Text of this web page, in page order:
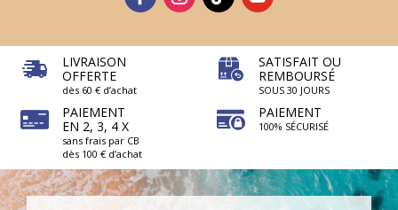
LIVRAISON
OFFERTE
dès 60 € d’achat
PAIEMENT
EN 2, 3, 4 X
sans frais par CB
dès 100 € d’achat
SATISFAIT OU
REMBOURSÉ
SOUS 30 JOURS
PAIEMENT
100% SÉCURISÉ